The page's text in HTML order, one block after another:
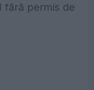
fără permis de